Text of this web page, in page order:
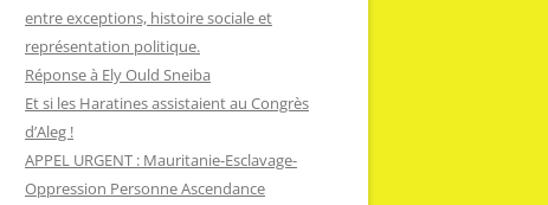
entre exceptions, histoire sociale et
représentation politique.
Réponse à Ely Ould Sneiba
Et si les Haratines assistaient au Congrès
d’Aleg !
APPEL URGENT : Mauritanie-Esclavage-
Oppression Personne Ascendance